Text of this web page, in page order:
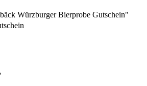
Würzburger Bierprobe Gutschein"